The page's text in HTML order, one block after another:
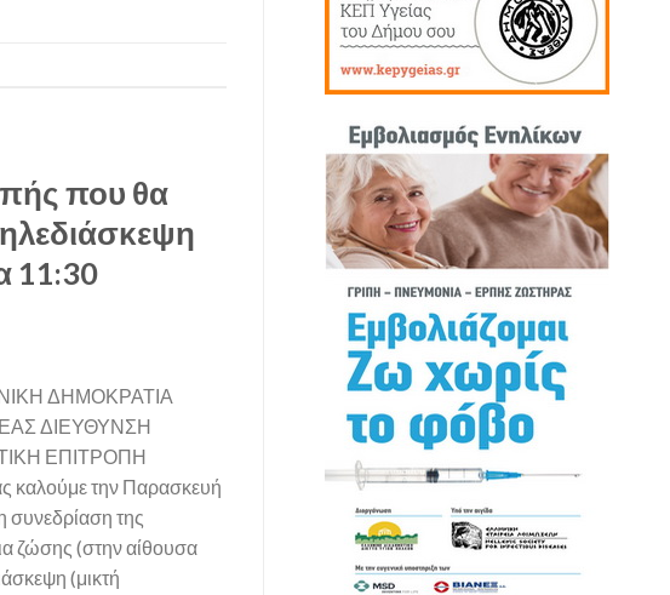
που θα
11:30
ΔΗΜΟΚΡΑΤΙΑ
ΔΙΕΥΘΥΝΣΗ
ΕΠΙΤΡΟΠΗ
την Παρασκευή
συνεδρίαση της
ζώσης (στην αίθουσα
(μικτή